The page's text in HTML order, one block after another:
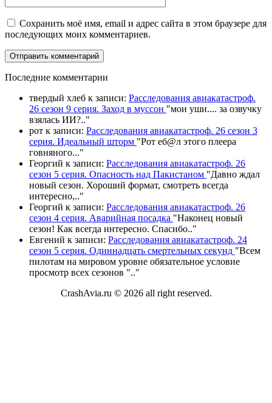
Сохранить моё имя, email и адрес сайта в этом браузере для
последующих моих комментариев.
Последние комментарии
твердый хлеб к записи: Расследования авиакатастроф.
26 сезон 9 серия. Заход в муссон "мои уши.... за озвучку
взялась ИИ?.."
рот к записи: Расследования авиакатастроф. 26 сезон 3
серия. Идеальный шторм "Рот еб@л этого плеера
говняного..."
Георгий к записи: Расследования авиакатастроф. 26
сезон 5 серия. Опасность над Пакистаном "Давно ждал
новый сезон. Хороший формат, смотреть всегда
интересно,.."
Георгий к записи: Расследования авиакатастроф. 26
сезон 4 серия. Аварийная посадка "Наконец новый
сезон! Как всегда интересно. Спасибо.."
Евгений к записи: Расследования авиакатастроф. 24
сезон 5 серия. Одиннадцать смертельных секунд "Всем
пилотам на мировом уровне обязательное условие
просмотр всех сезонов ".."
CrashAvia.ru © 2026 all right reserved.